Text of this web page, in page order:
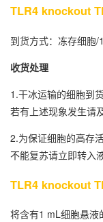
TLR4 knockout
到货方式：冻存细胞/
收货处理
1.干冰运输的细胞到
若有上述现象发生请
2.为保证细胞的高存
不能复苏请立即转入
TLR4 knockout
将含有1 mL细胞悬